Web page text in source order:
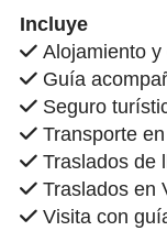
Incluye
Alojamiento
Guía
Seguro
Transporte
Traslados de
Traslados en
Visita con